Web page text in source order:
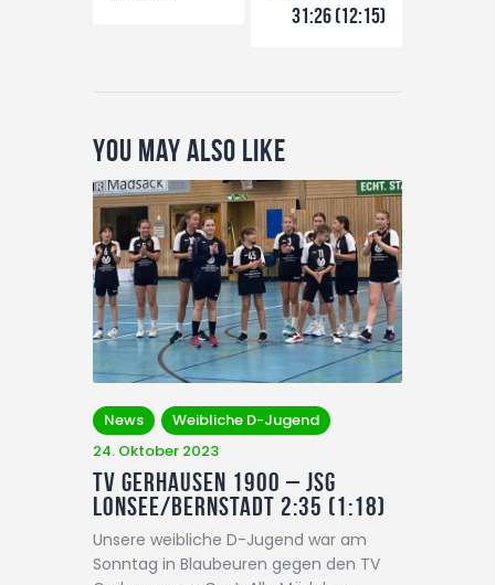
31:26 (12:15)
You May Also Like
News
Weibliche D-Jugend
24. Oktober 2023
TV Gerhausen 1900 – JSG
Lonsee/Bernstadt 2:35 (1:18)
Unsere weibliche D-Jugend war am
Sonntag in Blaubeuren gegen den TV